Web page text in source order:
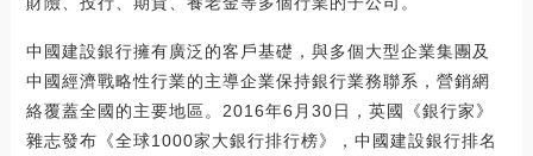
中國建設銀行擁有廣泛的客戶基礎，與多個大型企業集團及
中國經濟戰略性行業的主導企業保持銀行業務聯系，營銷網
絡覆蓋全國的主要地區。2016年6月30日，英國《銀行家》
雜志發布《全球1000家大銀行排行榜》，中國建設銀行排名